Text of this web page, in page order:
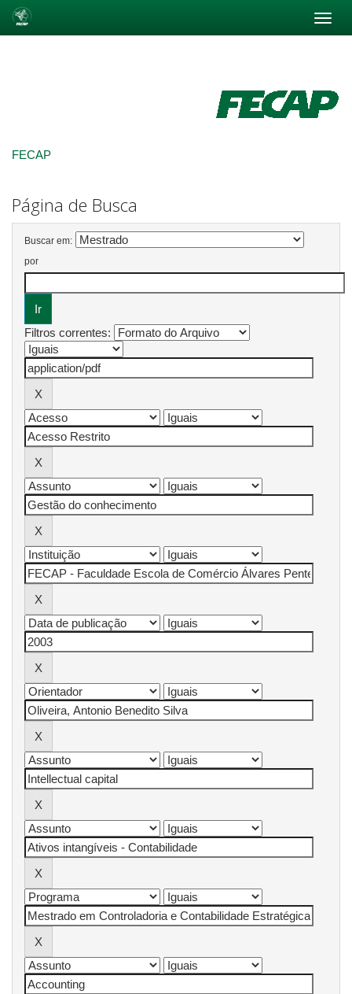
FECAP
Página de Busca
Buscar em:
por
Filtros correntes: